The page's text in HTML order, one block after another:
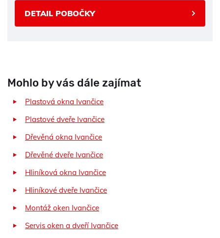
DETAIL POBOČKY
Mohlo by vás dále zajímat
Plastová okna Ivančice
Plastové dveře Ivančice
Dřevěná okna Ivančice
Dřevěné dveře Ivančice
Hliníková okna Ivančice
Hliníkové dveře Ivančice
Montáž oken Ivančice
Servis oken a dveří Ivančice